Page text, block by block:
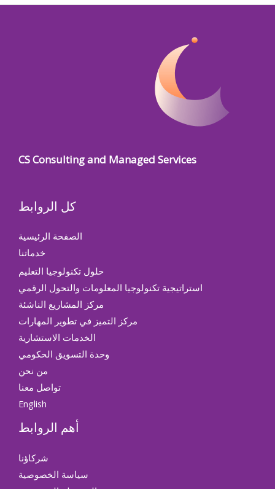
CS Consulting and Managed Services
كل الروابط
الصفحة الرئيسية
خدماتنا
حلول تكنولوجيا التعليم​
استراتيجية تكنولوجيا المعلومات والتحول الرقمي
مركز المشاريع الناشئة
مركز التميز في تطوير المهارات
الخدمات الاستشارية
وحدة التسويق الحكومي
من نحن
تواصل معنا
English
أهم الروابط
شركاؤنا
سياسة الخصوصية